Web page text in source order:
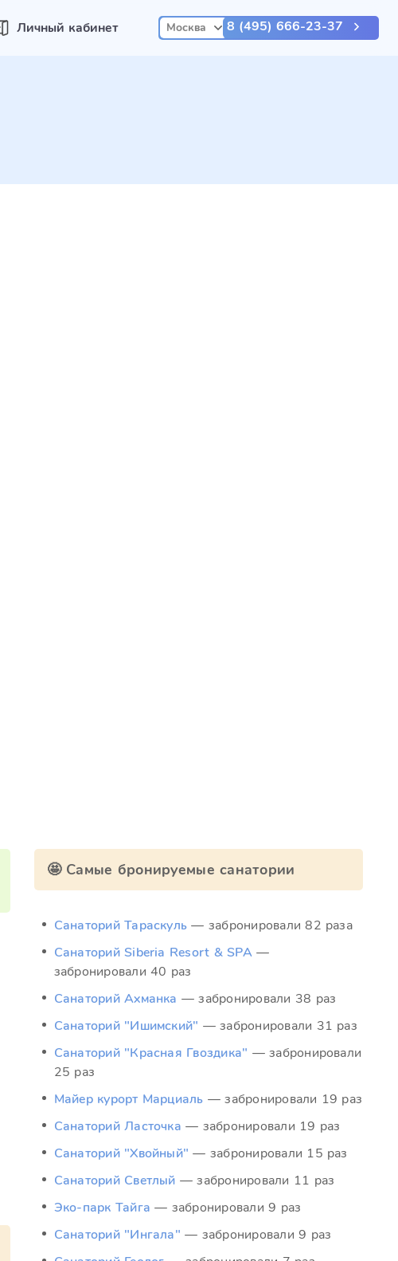
Личный кабинет Москва 8 (495) 666-23-37
🤩 Самые бронируемые санатории
Санаторий Тараскуль — забронировали 82 раза
Санаторий Siberia Resort & SPA —
забронировали 40 раз
Санаторий Ахманка — забронировали 38 раз
Санаторий "Ишимский" — забронировали 31 раз
Санаторий "Красная Гвоздика" — забронировали
25 раз
Майер курорт Марциаль — забронировали 19 раз
Санаторий Ласточка — забронировали 19 раз
Санаторий "Хвойный" — забронировали 15 раз
Санаторий Светлый — забронировали 11 раз
Эко-парк Тайга — забронировали 9 раз
Санаторий "Ингала" — забронировали 9 раз